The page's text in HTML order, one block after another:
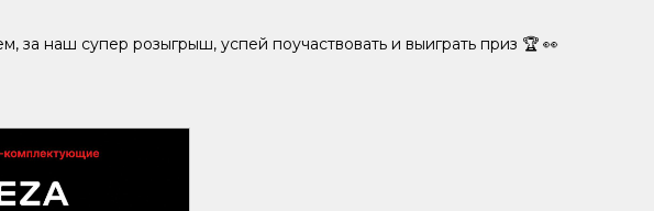
за наш супер розыгрыш, успей поучаствовать и выиграть приз 🏆 👀